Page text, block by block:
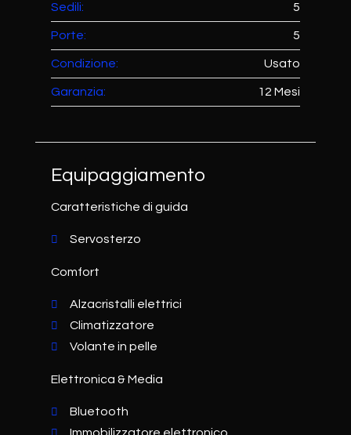
Sedili: 5
Porte: 5
Condizione: Usato
Garanzia: 12 Mesi
Equipaggiamento
Caratteristiche di guida
Servosterzo
Comfort
Alzacristalli elettrici
Climatizzatore
Volante in pelle
Elettronica & Media
Bluetooth